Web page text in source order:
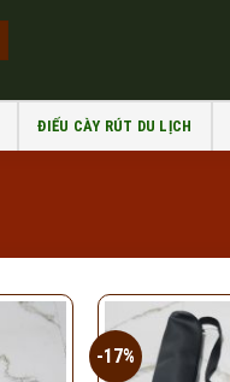
ĐIẾU CÀY RÚT DU LỊCH
-17%